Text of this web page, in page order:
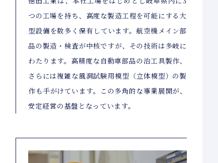
つの工場を持ち、高度な製造工程を可能にする大
型設備を数多く保有しています。航空機メイン部
品の製造・検査が中核ですが、その技術は多岐に
わたります。高精度な自動車部品の治工具製作、
さらには複雑な風洞試験用模型（立体模型）の製
作も手がけています。この多角的な事業展開が、
安定経営の基盤となっています。